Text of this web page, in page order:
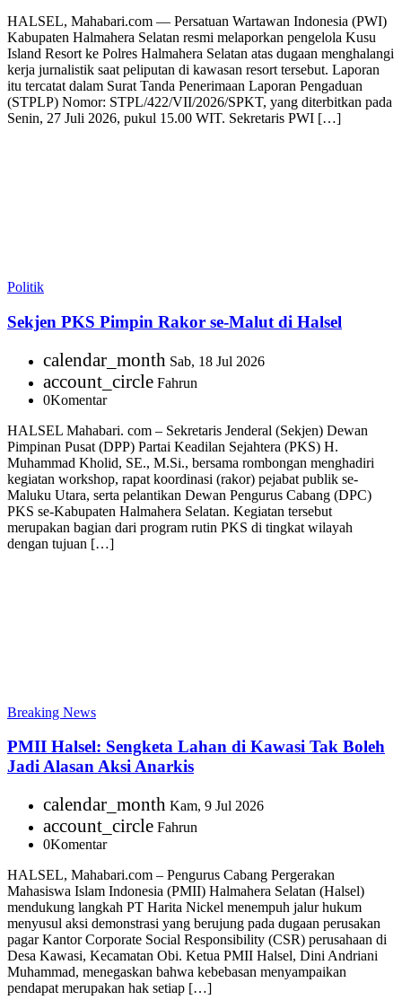
HALSEL, Mahabari.com — Persatuan Wartawan Indonesia (PWI)
Kabupaten Halmahera Selatan resmi melaporkan pengelola Kusu
Island Resort ke Polres Halmahera Selatan atas dugaan menghalangi
kerja jurnalistik saat peliputan di kawasan resort tersebut. Laporan
itu tercatat dalam Surat Tanda Penerimaan Laporan Pengaduan
(STPLP) Nomor: STPL/422/VII/2026/SPKT, yang diterbitkan pada
Senin, 27 Juli 2026, pukul 15.00 WIT. Sekretaris PWI […]
Politik
Sekjen PKS Pimpin Rakor se-Malut di Halsel
calendar_month Sab, 18 Jul 2026
account_circle Fahrun
0Komentar
HALSEL Mahabari. com – Sekretaris Jenderal (Sekjen) Dewan
Pimpinan Pusat (DPP) Partai Keadilan Sejahtera (PKS) H.
Muhammad Kholid, SE., M.Si., bersama rombongan menghadiri
kegiatan workshop, rapat koordinasi (rakor) pejabat publik se-
Maluku Utara, serta pelantikan Dewan Pengurus Cabang (DPC)
PKS se-Kabupaten Halmahera Selatan. Kegiatan tersebut
merupakan bagian dari program rutin PKS di tingkat wilayah
dengan tujuan […]
Breaking News
PMII Halsel: Sengketa Lahan di Kawasi Tak Boleh
Jadi Alasan Aksi Anarkis
calendar_month Kam, 9 Jul 2026
account_circle Fahrun
0Komentar
HALSEL, Mahabari.com – Pengurus Cabang Pergerakan
Mahasiswa Islam Indonesia (PMII) Halmahera Selatan (Halsel)
mendukung langkah PT Harita Nickel menempuh jalur hukum
menyusul aksi demonstrasi yang berujung pada dugaan perusakan
pagar Kantor Corporate Social Responsibility (CSR) perusahaan di
Desa Kawasi, Kecamatan Obi. Ketua PMII Halsel, Dini Andriani
Muhammad, menegaskan bahwa kebebasan menyampaikan
pendapat merupakan hak setiap […]